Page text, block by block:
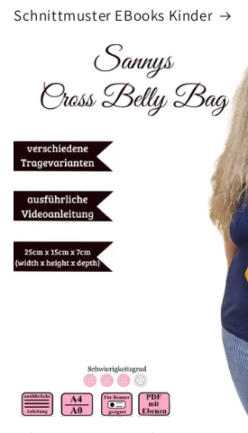
Schnittmuster EBooks Kinder